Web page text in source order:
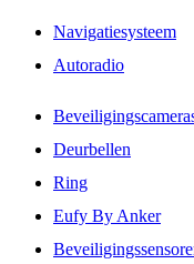
Navigatiesysteem
Autoradio
Deurbellen
Ring
Eufy By Anker